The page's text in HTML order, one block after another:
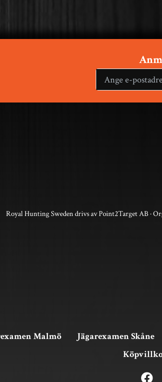
Royal Hunting Sweden drivs av Point2Target AB ·
Malmö Jägarexamen Skåne